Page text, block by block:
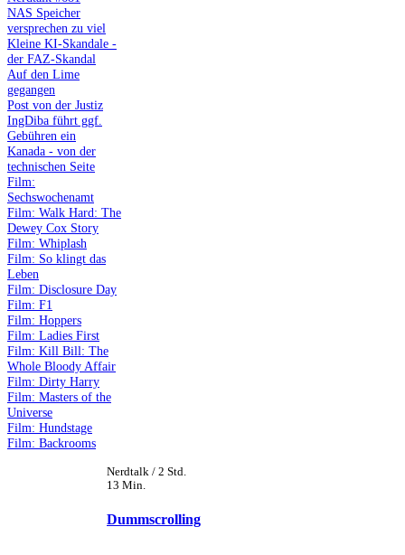
NAS Speicher
versprechen zu viel
Kleine KI-Skandale -
der FAZ-Skandal
Auf den Lime
gegangen
Post von der Justiz
IngDiba führt ggf.
Gebühren ein
Kanada - von der
technischen Seite
Film:
Sechswochenamt
Film: Walk Hard: The
Dewey Cox Story
Film: Whiplash
Film: So klingt das
Leben
Film: Disclosure Day
Film: F1
Film: Hoppers
Film: Ladies First
Film: Kill Bill: The
Whole Bloody Affair
Film: Dirty Harry
Film: Masters of the
Universe
Film: Hundstage
Film: Backrooms
Nerdtalk / 2 Std.
13 Min.
Dummscrolling